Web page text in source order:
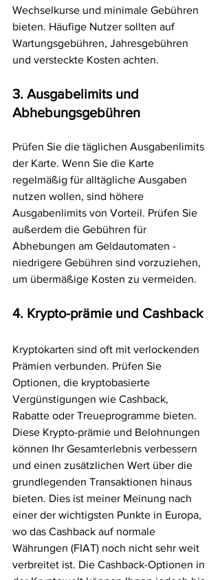
Wechselkurse und minimale Gebühren
bieten. Häufige Nutzer sollten auf
Wartungsgebühren, Jahresgebühren
und versteckte Kosten achten.
3. Ausgabelimits und
Abhebungsgebühren
Prüfen Sie die täglichen Ausgabenlimits
der Karte. Wenn Sie die Karte
regelmäßig für alltägliche Ausgaben
nutzen wollen, sind höhere
Ausgabenlimits von Vorteil. Prüfen Sie
außerdem die Gebühren für
Abhebungen am Geldautomaten -
niedrigere Gebühren sind vorzuziehen,
um übermäßige Kosten zu vermeiden.
4. Krypto-prämie und Cashback
Kryptokarten sind oft mit verlockenden
Prämien verbunden. Prüfen Sie
Optionen, die kryptobasierte
Vergünstigungen wie Cashback,
Rabatte oder Treueprogramme bieten.
Diese Krypto-prämie und Belohnungen
können Ihr Gesamterlebnis verbessern
und einen zusätzlichen Wert über die
grundlegenden Transaktionen hinaus
bieten. Dies ist meiner Meinung nach
einer der wichtigsten Punkte in Europa,
wo das Cashback auf normale
Währungen (FIAT) noch nicht sehr weit
verbreitet ist. Die Cashback-Optionen in